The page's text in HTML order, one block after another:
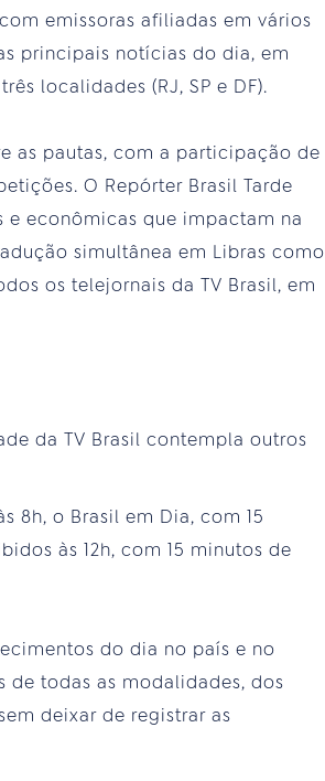
emissoras afiliadas em vários
principais notícias do dia, em
localidades (RJ, SP e DF).
as pautas, com a participação de
O Repórter Brasil Tarde
econômicas que impactam na
simultânea em Libras como
os telejornais da TV Brasil, em
da TV Brasil contempla outros
8h, o Brasil em Dia, com 15
às 12h, com 15 minutos de
do dia no país e no
de todas as modalidades, dos
deixar de registrar as